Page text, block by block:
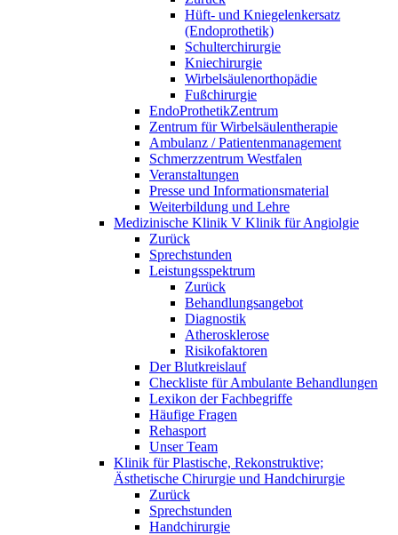
Hüft- und Kniegelenkersatz
(Endoprothetik)
Schulterchirurgie
Kniechirurgie
Wirbelsäulenorthopädie
Fußchirurgie
EndoProthetikZentrum
Zentrum für Wirbelsäulentherapie
Ambulanz / Patientenmanagement
Schmerzzentrum Westfalen
Veranstaltungen
Presse und Informationsmaterial
Weiterbildung und Lehre
Medizinische Klinik V Klinik für Angiolgie
Zurück
Sprechstunden
Leistungsspektrum
Zurück
Behandlungsangebot
Diagnostik
Atherosklerose
Risikofaktoren
Der Blutkreislauf
Checkliste für Ambulante Behandlungen
Lexikon der Fachbegriffe
Häufige Fragen
Rehasport
Unser Team
Klinik für Plastische, Rekonstruktive;
Ästhetische Chirurgie und Handchirurgie
Zurück
Sprechstunden
Handchirurgie